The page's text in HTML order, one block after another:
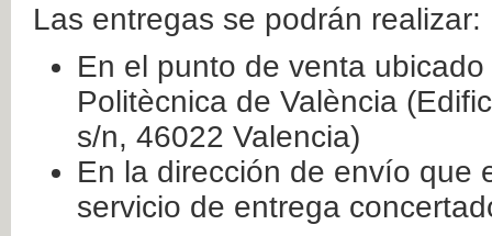
Las entregas se podrán realizar:
En el punto de venta
Politècnica de València
s/n, 46022 Valencia)
En la dirección de envío que
servicio de entrega